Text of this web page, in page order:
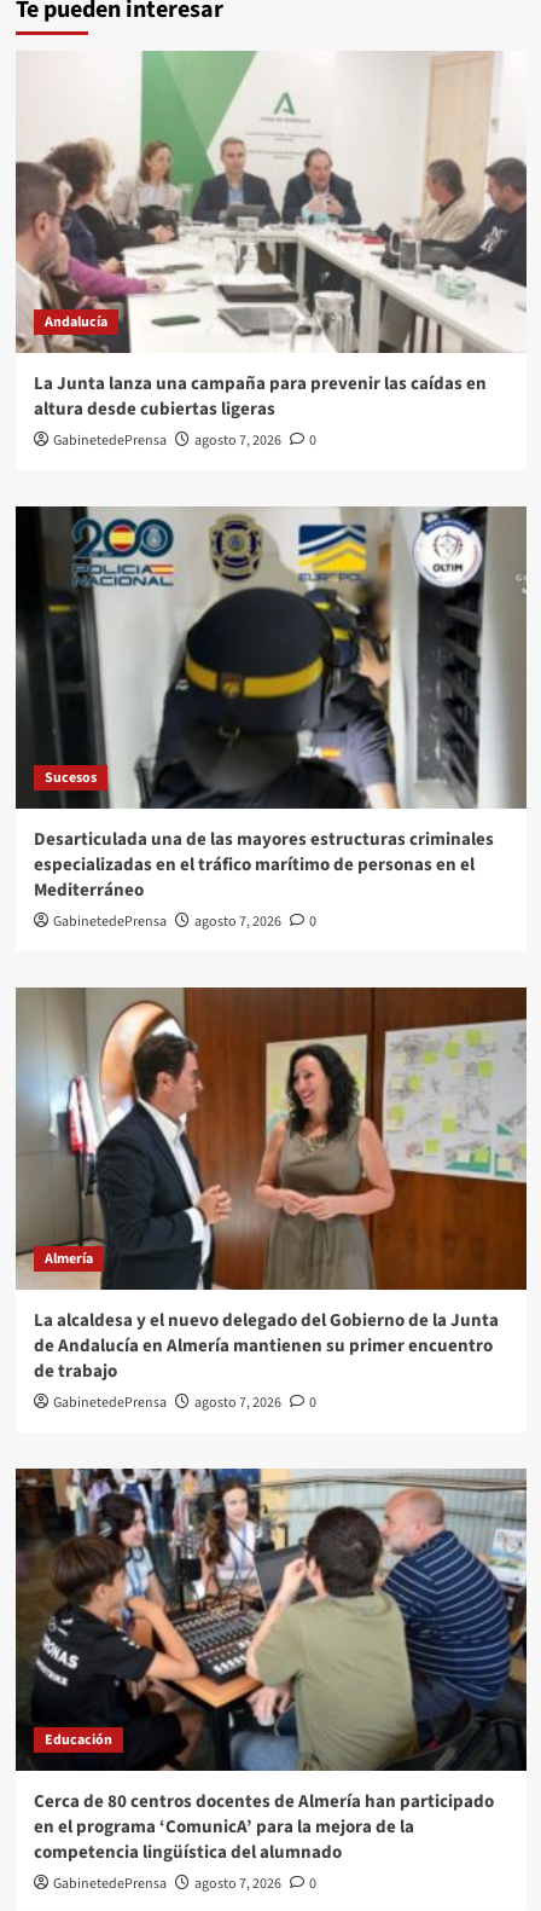
Te pueden interesar
Andalucía
La Junta lanza una campaña para prevenir las caídas en
altura desde cubiertas ligeras
GabinetedePrensa agosto 7, 2026 0
Sucesos
Desarticulada una de las mayores estructuras criminales
especializadas en el tráfico marítimo de personas en el
Mediterráneo
GabinetedePrensa agosto 7, 2026 0
Almería
La alcaldesa y el nuevo delegado del Gobierno de la Junta
de Andalucía en Almería mantienen su primer encuentro
de trabajo
GabinetedePrensa agosto 7, 2026 0
Educación
Cerca de 80 centros docentes de Almería han participado
en el programa ‘ComunicA’ para la mejora de la
competencia lingüística del alumnado
GabinetedePrensa agosto 7, 2026 0